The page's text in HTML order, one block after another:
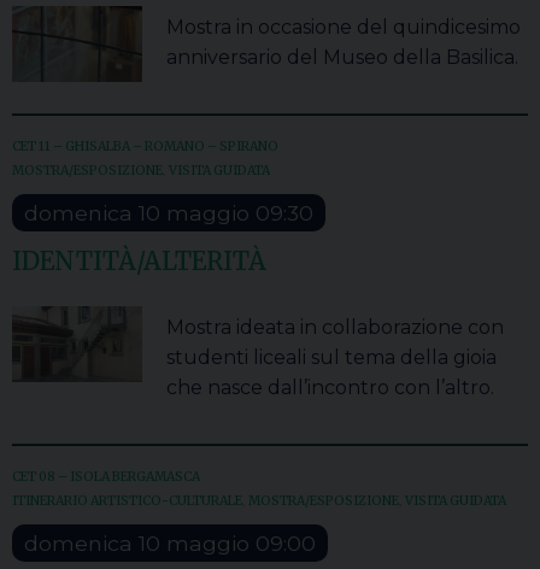
Mostra in occasione del quindicesimo
anniversario del Museo della Basilica.
CET 11 – GHISALBA – ROMANO – SPIRANO
MOSTRA/ESPOSIZIONE VISITA GUIDATA
domenica 10 maggio 09:30
IDENTITÀ/ALTERITÀ
Mostra ideata in collaborazione con
studenti liceali sul tema della gioia
che nasce dall’incontro con l’altro.
CET 08 – ISOLA BERGAMASCA
ITINERARIO ARTISTICO-CULTURALE MOSTRA/ESPOSIZIONE VISITA GUIDATA
domenica 10 maggio 09:00